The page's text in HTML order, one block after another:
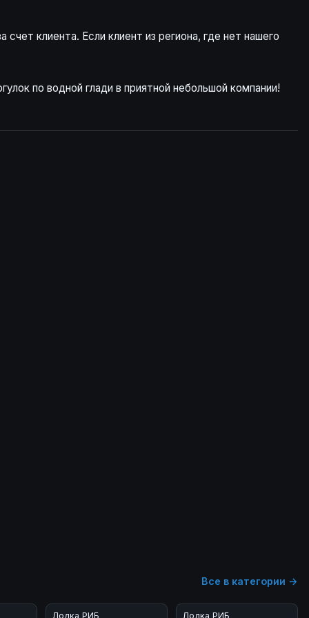
клиента. Если клиент из региона, где нет нашего
по водной глади в приятной небольшой компании!
Все в категории →
Лодка РИБ
Лодка РИБ